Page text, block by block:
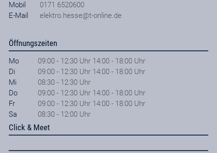
Mobil
0171 6520600
E-Mail
elektro.hesse@t-online.de
Öffnungszeiten
Mo
09:00 - 12:30 Uhr 14:00 - 18:00 Uhr
Di
09:00 - 12:30 Uhr 14:00 - 18:00 Uhr
Mi
08:30 - 12:30 Uhr
Do
09:00 - 12:30 Uhr 14:00 - 18:00 Uhr
Fr
09:00 - 12:30 Uhr 14:00 - 18:00 Uhr
Sa
08:30 - 12:00 Uhr
Click & Meet